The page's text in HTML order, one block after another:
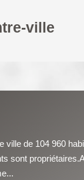
ville
ville de 104 960
sont